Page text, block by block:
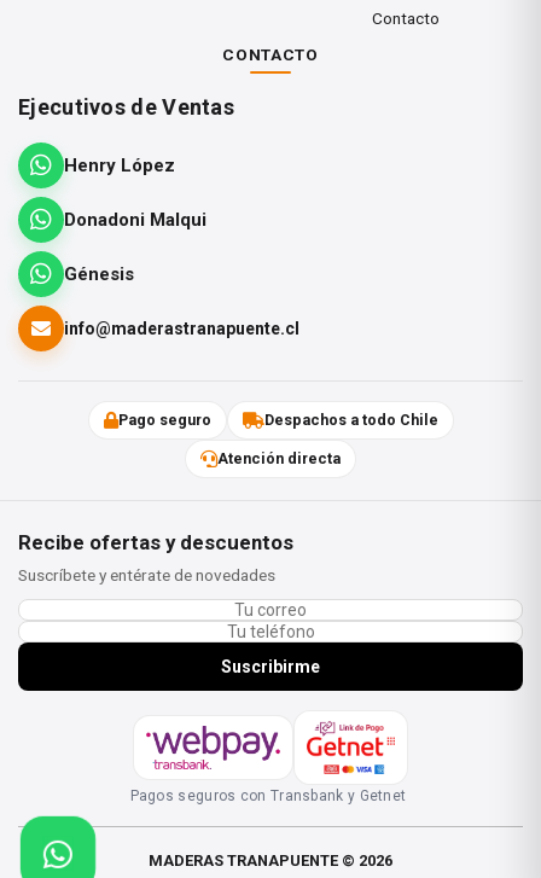
Ayuda en uniones y montajes a 90°
Apertura:2 x 73 mm
Altura de piezas:
Contacto
CONTACTO
Ejecutivos de Ventas
Henry López
Donadoni Malqui
Génesis
info@maderastranapuente.cl
Pago seguro Despachos a todo Chile
Atención directa
Recibe ofertas y descuentos
Suscríbete y entérate de novedades
Suscribirme
Pagos seguros con Transbank y Getnet
MADERAS TRANAPUENTE © 2026